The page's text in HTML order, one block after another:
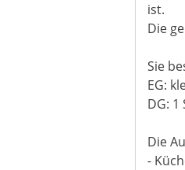
ist.
Die
Sie
EG:
DG:
Die
-